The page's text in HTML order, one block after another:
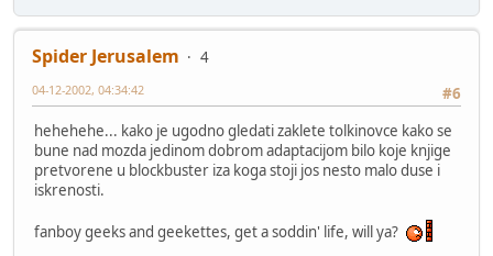
Spider Jerusalem
4
#6
04-12-2002, 04:34:42
hehehehe... kako je ugodno gledati zaklete tolkinovce kako se
bune nad mozda jedinom dobrom adaptacijom bilo koje knjige
pretvorene u blockbuster iza koga stoji jos nesto malo duse i
iskrenosti.
fanboy geeks and geekettes, get a soddin' life, will ya?